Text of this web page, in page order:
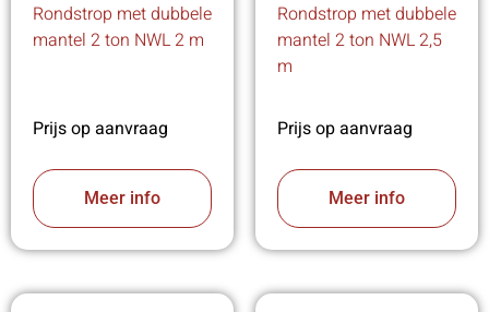
Rondstrop met dubbele
mantel 2 ton NWL 2 m
Prijs op aanvraag
Meer info
Rondstrop met dubbele
mantel 2 ton NWL 2,5
m
Prijs op aanvraag
Meer info